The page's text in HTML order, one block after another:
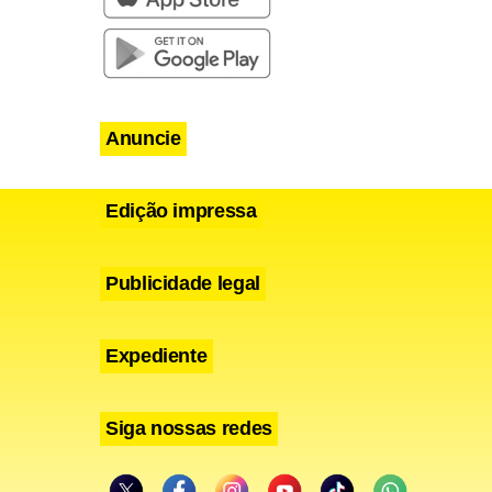
se
clima de
com
na
Anuncie
Edição impressa
Publicidade legal
Expediente
Siga nossas redes